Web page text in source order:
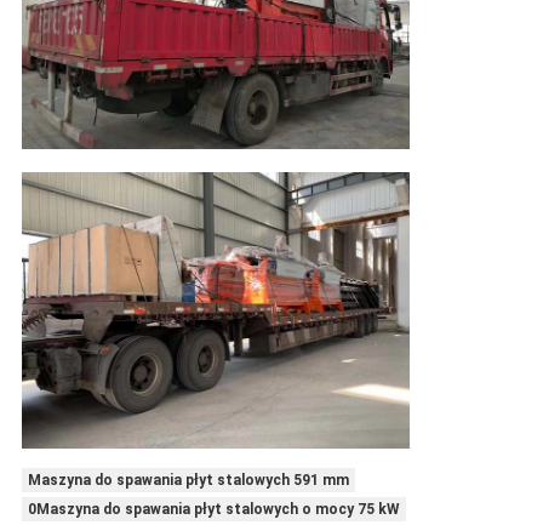
Maszyna do spawania płyt stalowych 591 mm
0Maszyna do spawania płyt stalowych o mocy 75 kW